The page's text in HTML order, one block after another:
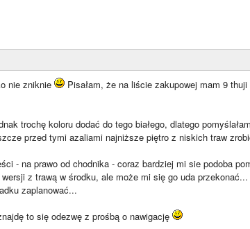
nie zniknie
Pisałam, że na liście zakupowej mam 9
trochę koloru dodać do tego białego, dlatego
przed tymi azaliami najniższe piętro z niskich traw
- na prawo od chodnika - coraz bardziej mi sie podoba
z trawą w środku, ale może mi się go uda
zaplanować...
to się odezwę z prośbą o nawigację